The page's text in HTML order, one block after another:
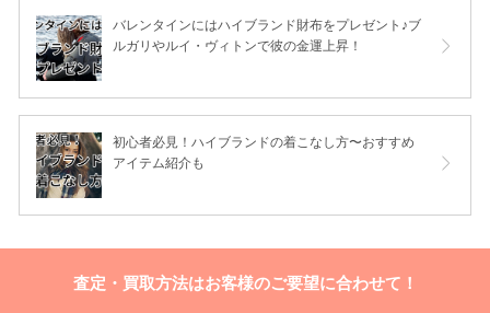
バレンタインにはハイブランド財布をプレゼント♪ブ
ルガリやルイ・ヴィトンで彼の金運上昇！
初心者必見！ハイブランドの着こなし方〜おすすめ
アイテム紹介も
査定・買取方法はお客様のご要望に合わせて！